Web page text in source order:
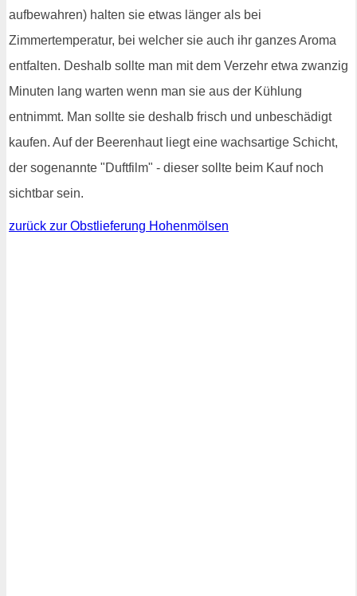
aufbewahren) halten sie etwas länger als bei
Zimmertemperatur, bei welcher sie auch ihr ganzes Aroma
entfalten. Deshalb sollte man mit dem Verzehr etwa zwanzig
Minuten lang warten wenn man sie aus der Kühlung
entnimmt. Man sollte sie deshalb frisch und unbeschädigt
kaufen. Auf der Beerenhaut liegt eine wachsartige Schicht,
der sogenannte "Duftfilm" - dieser sollte beim Kauf noch
sichtbar sein.
zurück zur Obstlieferung Hohenmölsen